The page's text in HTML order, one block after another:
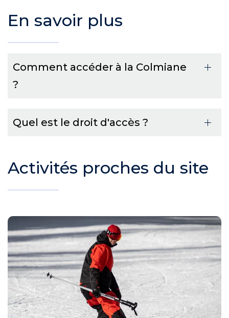
En savoir plus
Comment accéder à la Colmiane
?
Quel est le droit d'accès ?
Activités proches du site